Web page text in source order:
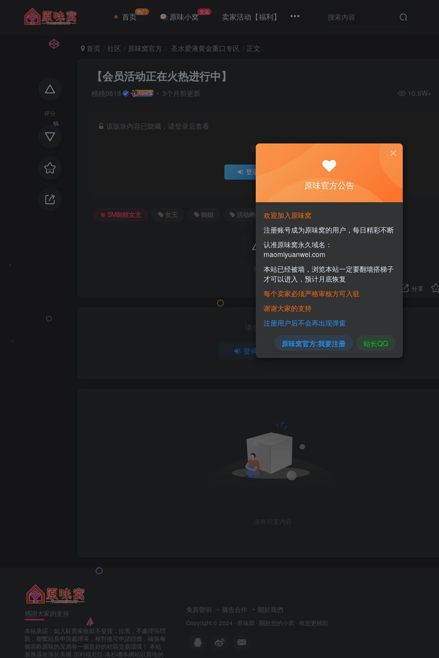
首页热门 原味小窝交流 卖家活动【福利】
评分
首页 社区 原味窝官方 圣水爱液黄金重口专区 正文
【会员活动正在火热进行中】
桃桃0818 3个月前更新 10.6W+
该版块内容已隐藏，请登录后查看
登录后继续查看
登录
SM御姐女主 女王 御姐 活动哟 玉足
评分
欢迎为Ta评分
分享
请登录后发表评论
登录
没有回复内容
感謝大家的支持
本站承諾：如入駐賣家收款不發貨，拉黑，不處理等問
題，聯繫站長申請處理等，核對後可申請賠償，確保每
個喜歡原味的兄弟有一個良好的社區交易環境！ 本站
服務器坐落於美國-加利福尼亞-洛杉磯本網站以當地的
免責聲明 廣告合作 關於我們
Copyright © 2024 · 原味窩 · 關於您的小窩 · 有您更精彩
原味官方公告
欢迎加入原味窝
注册账号成为原味窝的用户，每日精彩不断
认准原味窝永久域名：
maomiyuanwei.com
本站已经被墙，浏览本站一定要翻墙搭梯子
才可以进入，预计月底恢复
每个卖家必须严格审核方可入驻
谢谢大家的支持
注册用户后不会再出现弹窗
原味窝官方:我要注册 站长QQ